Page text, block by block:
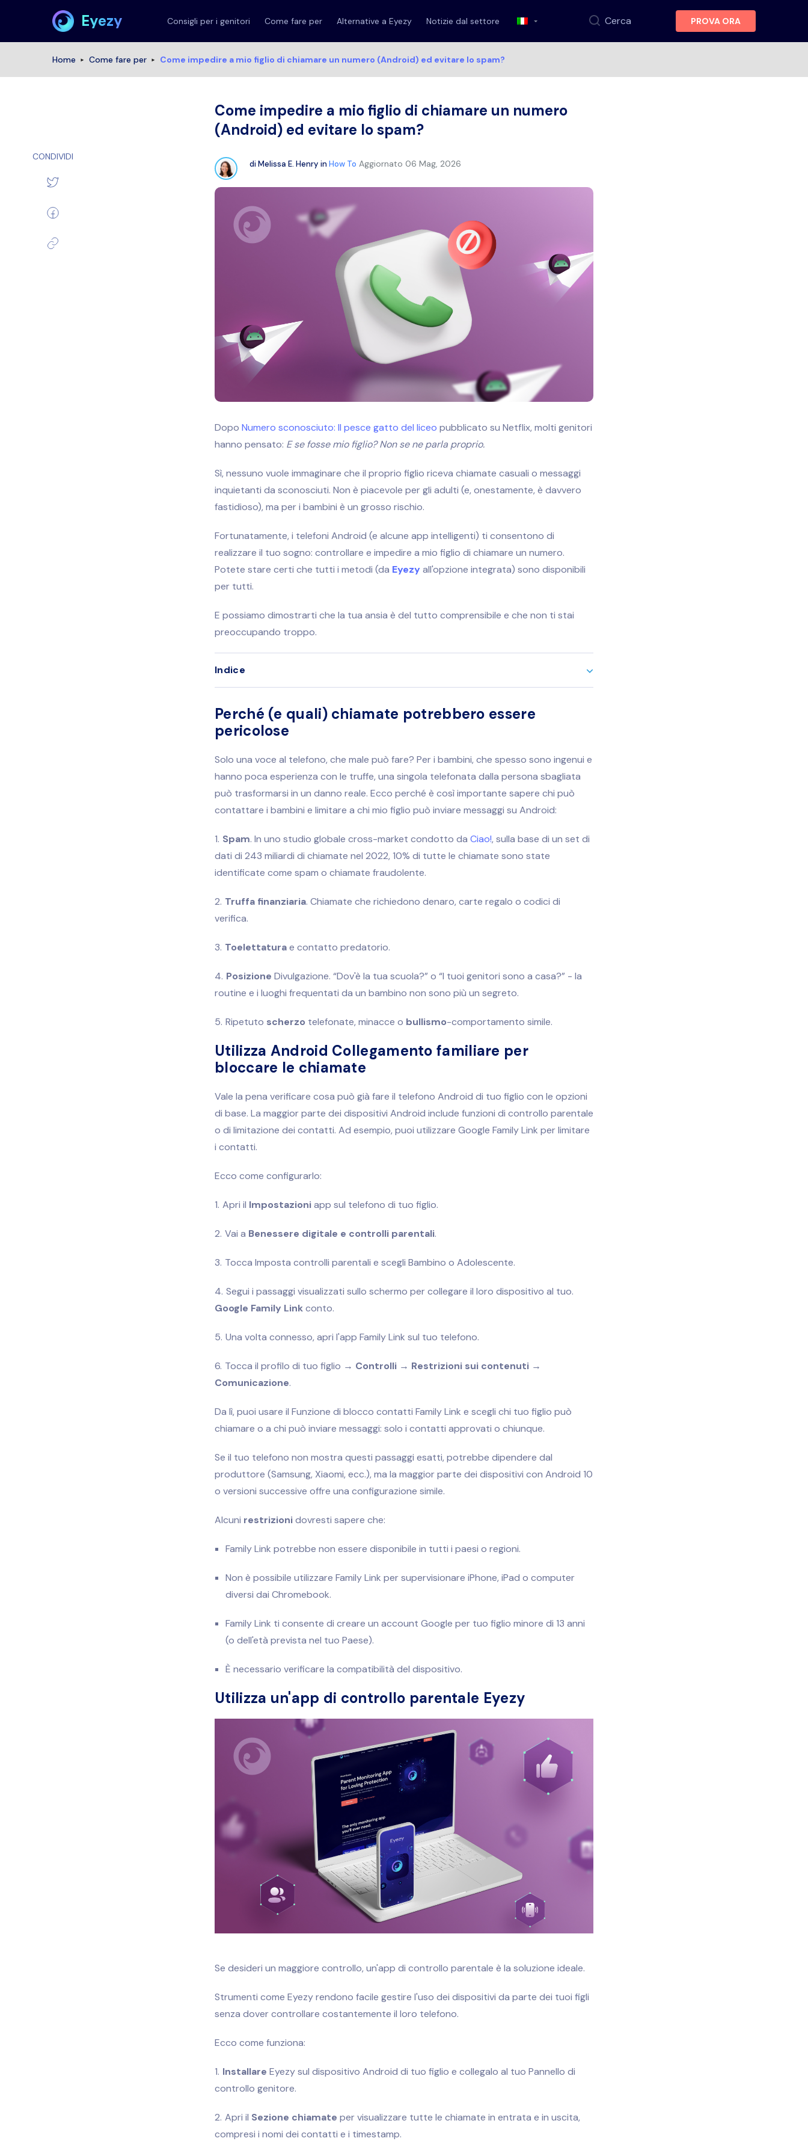
Eyezy Consigli per i genitori Come fare per Alternative a Eyezy Notizie dal settore Cerca PROVA ORA
Home Come fare per Come impedire a mio figlio di chiamare un numero (Android) ed evitare lo spam?
Come impedire a mio figlio di chiamare un numero
(Android) ed evitare lo spam?
di Melissa E. Henry in How To Aggiornato 06 Mag, 2026
Dopo Numero sconosciuto: Il pesce gatto del liceo pubblicato su Netflix, molti genitori
hanno pensato: E se fosse mio figlio? Non se ne parla proprio.
Sì, nessuno vuole immaginare che il proprio figlio riceva chiamate casuali o messaggi
inquietanti da sconosciuti. Non è piacevole per gli adulti (e, onestamente, è davvero
fastidioso), ma per i bambini è un grosso rischio.
Fortunatamente, i telefoni Android (e alcune app intelligenti) ti consentono di
realizzare il tuo sogno: controllare e impedire a mio figlio di chiamare un numero.
Potete stare certi che tutti i metodi (da Eyezy all'opzione integrata) sono disponibili
per tutti.
E possiamo dimostrarti che la tua ansia è del tutto comprensibile e che non ti stai
preoccupando troppo.
Indice
Perché (e quali) chiamate potrebbero essere
pericolose
Solo una voce al telefono, che male può fare? Per i bambini, che spesso sono ingenui e
hanno poca esperienza con le truffe, una singola telefonata dalla persona sbagliata
può trasformarsi in un danno reale. Ecco perché è così importante sapere chi può
contattare i bambini e limitare a chi mio figlio può inviare messaggi su Android:
Spam. In uno studio globale cross-market condotto da Ciao!, sulla base di un set di
dati di 243 miliardi di chiamate nel 2022, 10% di tutte le chiamate sono state
identificate come spam o chiamate fraudolente.
Truffa finanziaria. Chiamate che richiedono denaro, carte regalo o codici di
verifica.
Toelettaturae contatto predatorio.
Posizione Divulgazione. “Dov'è la tua scuola?” o “I tuoi genitori sono a casa?” - la
routine e i luoghi frequentati da un bambino non sono più un segreto.
Ripetuto scherzo telefonate, minacce o bullismo-comportamento simile.
Utilizza Android Collegamento familiare per
bloccare le chiamate
Vale la pena verificare cosa può già fare il telefono Android di tuo figlio con le opzioni
di base. La maggior parte dei dispositivi Android include funzioni di controllo parentale
o di limitazione dei contatti. Ad esempio, puoi utilizzare Google Family Link per limitare
i contatti.
Ecco come configurarlo:
Apri il Impostazioniapp sul telefono di tuo figlio.
Vai a Benessere digitale e controlli parentali.
Tocca Imposta controlli parentali e scegli Bambino o Adolescente.
Segui i passaggi visualizzati sullo schermo per collegare il loro dispositivo al tuo.
Google Family Linkconto.
Una volta connesso, apri l'app Family Link sul tuo telefono.
Tocca il profilo di tuo figlio → Controlli → Restrizioni sui contenuti →
Comunicazione.
Da lì, puoi usare il Funzione di blocco contatti Family Link e scegli chi tuo figlio può
chiamare o a chi può inviare messaggi: solo i contatti approvati o chiunque.
Se il tuo telefono non mostra questi passaggi esatti, potrebbe dipendere dal
produttore (Samsung, Xiaomi, ecc.), ma la maggior parte dei dispositivi con Android 10
o versioni successive offre una configurazione simile.
Alcuni restrizionidovresti sapere che:
Family Link potrebbe non essere disponibile in tutti i paesi o regioni.
Non è possibile utilizzare Family Link per supervisionare iPhone, iPad o computer
diversi dai Chromebook.
Family Link ti consente di creare un account Google per tuo figlio minore di 13 anni
(o dell'età prevista nel tuo Paese).
È necessario verificare la compatibilità del dispositivo.
Utilizza un'app di controllo parentale Eyezy
Se desideri un maggiore controllo, un'app di controllo parentale è la soluzione ideale.
Strumenti come Eyezy rendono facile gestire l'uso dei dispositivi da parte dei tuoi figli
senza dover controllare costantemente il loro telefono.
Ecco come funziona:
Installare Eyezy sul dispositivo Android di tuo figlio e collegalo al tuo Pannello di
controllo genitore.
Apri il Sezione chiamate per visualizzare tutte le chiamate in entrata e in uscita,
compresi i nomi dei contatti e i timestamp.
CONDIVIDI